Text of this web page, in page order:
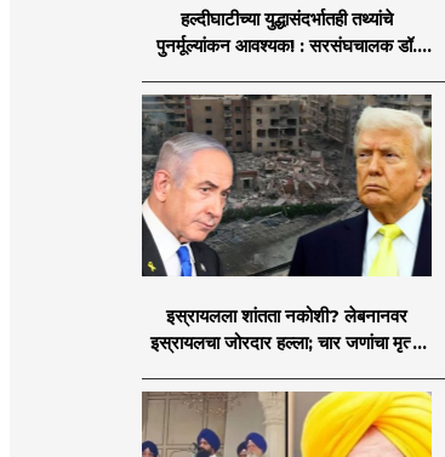
हल्दीघाटीच्या युद्धासंदर्भातही तथ्यांचे
पुनर्मूल्यांकन आवश्यक! : सरसंघचालक डॉ.
इस्रायलला शांतता नकोशी? लेबनानवर
इस्रायलचा जोरदार हल्ला; चार जणांचा मृत्यू,